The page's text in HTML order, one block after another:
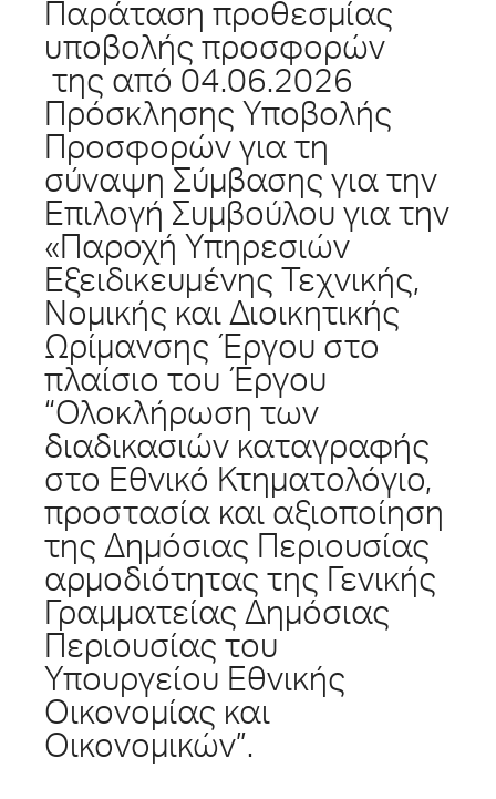
Παράταση προθεσμίας
υποβολής προσφορών
της από 04.06.2026
Πρόσκλησης Υποβολής
Προσφορών για τη
σύναψη Σύμβασης για την
Επιλογή Συμβούλου για την
«Παροχή Υπηρεσιών
Εξειδικευμένης Τεχνικής,
Νομικής και Διοικητικής
Ωρίμανσης Έργου στο
πλαίσιο του Έργου
“Ολοκλήρωση των
διαδικασιών καταγραφής
στο Εθνικό Κτηματολόγιο,
προστασία και αξιοποίηση
της Δημόσιας Περιουσίας
αρμοδιότητας της Γενικής
Γραμματείας Δημόσιας
Περιουσίας του
Υπουργείου Εθνικής
Οικονομίας και
Οικονομικών”.